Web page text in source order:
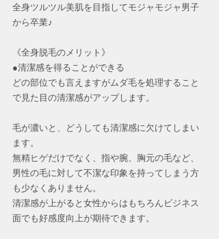
全身ツルツル美肌を目指してモジャモジャ男子
から卒業♪
《全身脱毛のメリット》
●清潔感を得ることができる
どの部位でも言えますがムダ毛を処理すること
で見た目の清潔感がアップします。
毛が濃いと、どうしても清潔感に欠けてしまい
ます。
無精ヒゲだけでなく、指や腕、胸元の毛など、
男性の毛に対して不潔な印象を持ってしまう方
も少なくありません。
清潔感が上がると女性からはもちろんビジネス
面でも好感度向上が期待できます。